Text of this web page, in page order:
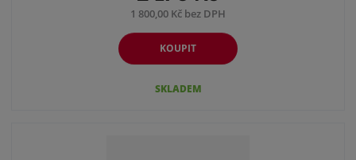
1 800,00 Kč bez DPH
KOUPIT
SKLADEM